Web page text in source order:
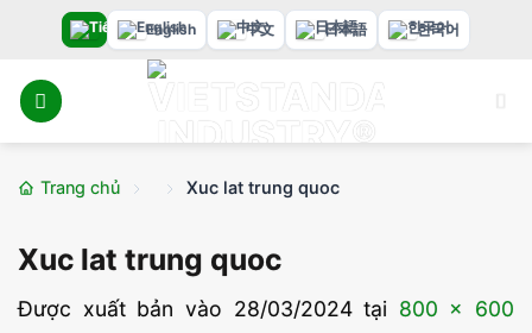
nội
dung
English 中文 日本語 한국어
Trang chủ Xuc lat trung quoc
Xuc lat trung quoc
Được xuất bản vào 28/03/2024tại 800 × 600